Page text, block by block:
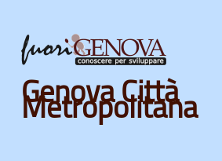
Skip
main
content
Genova Città
Metropolitana